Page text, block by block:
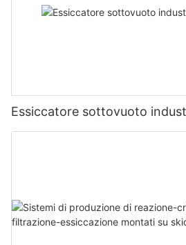
Essiccatore sottovuoto